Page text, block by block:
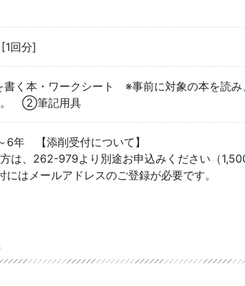
回分]
く本・ワークシート ※事前に対象の本を読み
。 ②筆記用具
6年 【添削受付について】
は、262-979より別途お申込みください（
にはメールアドレスのご登録が必要です。